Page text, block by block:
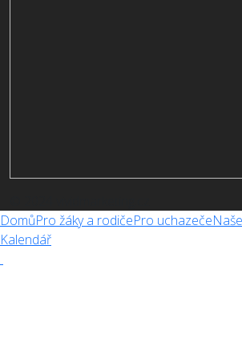
DomůPro žáky a rodičePro uchazeče
Kalendář